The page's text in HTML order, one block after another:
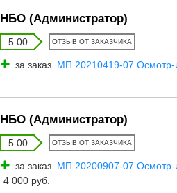
НБО (Администратор)
5.00 ОТЗЫВ ОТ ЗАКАЗЧИКА
за заказ МП 20210419-07 Осмотр-
НБО (Администратор)
5.00 ОТЗЫВ ОТ ЗАКАЗЧИКА
за заказ МП 20200907-07 Осмотр-
4 000 руб.